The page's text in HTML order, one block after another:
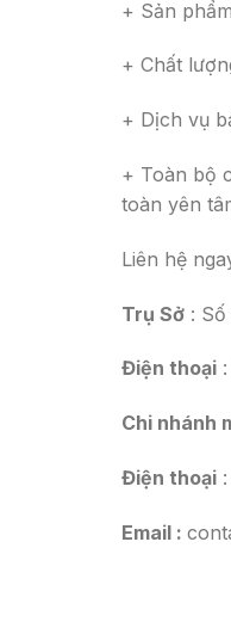
+ Sản
+ Chất
+ Dịch vụ
+ Toàn bộ
toàn yên
Liên hệ
Trụ Sở :
Điện thoại
Chi nhánh
Điện thoại
Email :